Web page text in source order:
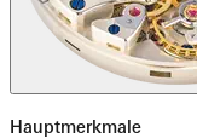
Hauptmerkmale